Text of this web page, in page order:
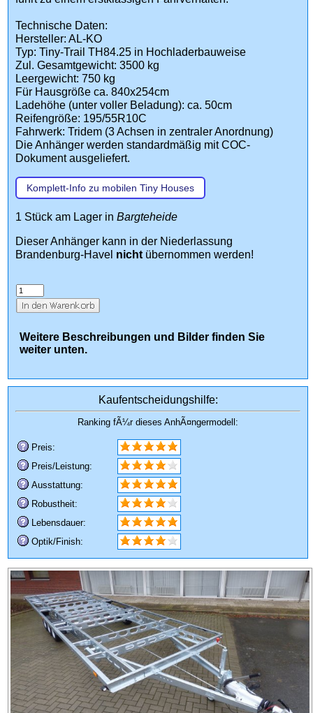
Technische Daten:
Hersteller: AL-KO
Typ: Tiny-Trail TH84.25 in Hochladerbauweise
Zul. Gesamtgewicht: 3500 kg
Leergewicht: 750 kg
Für Hausgröße ca. 840x254cm
Ladehöhe (unter voller Beladung): ca. 50cm
Reifengröße: 195/55R10C
Fahrwerk: Tridem (3 Achsen in zentraler Anordnung)
Die Anhänger werden standardmäßig mit COC-
Dokument ausgeliefert.
Komplett-Info zu mobilen Tiny Houses
1 Stück am Lager in Bargteheide
Dieser Anhänger kann in der Niederlassung
Brandenburg-Havel nicht übernommen werden!
Weitere Beschreibungen und Bilder finden Sie
weiter unten.
Kaufentscheidungshilfe:
Ranking fÃ¼r dieses AnhÃ¤ngermodell:
Preis:
Preis/Leistung:
Ausstattung:
Robustheit:
Lebensdauer:
Optik/Finish: